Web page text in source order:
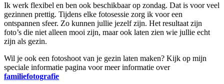
Ik werk flexibel en ben ook beschikbaar op zondag. Dat is voor veel
gezinnen prettig. Tijdens elke fotosessie zorg ik voor een
ontspannen sfeer. Zo kunnen jullie jezelf zijn. Het resultaat zijn
foto’s die niet alleen mooi zijn, maar ook laten zien wie jullie echt
zijn als gezin.
Wil je ook een fotoshoot van je gezin laten maken? Kijk op mijn
speciale informatie pagina voor meer informatie over
familiefotografie